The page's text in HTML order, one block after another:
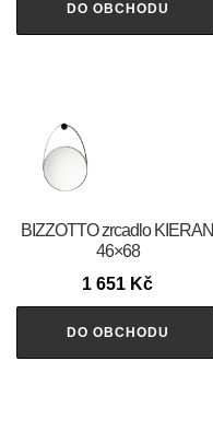
DO OBCHODU
BIZZOTTO zrcadlo KIERAN
46×68
1 651 Kč
DO OBCHODU